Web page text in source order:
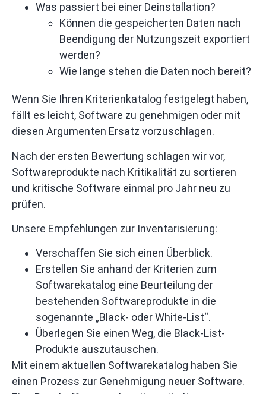
Was passiert bei einer Deinstallation?
Können die gespeicherten Daten nach
Beendigung der Nutzungszeit exportiert
werden?
Wie lange stehen die Daten noch bereit?
Wenn Sie Ihren Kriterienkatalog festgelegt haben,
fällt es leicht, Software zu genehmigen oder mit
diesen Argumenten Ersatz vorzuschlagen.
Nach der ersten Bewertung schlagen wir vor,
Softwareprodukte nach Kritikalität zu sortieren
und kritische Software einmal pro Jahr neu zu
prüfen.
Unsere Empfehlungen zur Inventarisierung:
Verschaffen Sie sich einen Überblick.
Erstellen Sie anhand der Kriterien zum
Softwarekatalog eine Beurteilung der
bestehenden Softwareprodukte in die
sogenannte „Black- oder White-List“.
Überlegen Sie einen Weg, die Black-List-
Produkte auszutauschen.
Mit einem aktuellen Softwarekatalog haben Sie
einen Prozess zur Genehmigung neuer Software.